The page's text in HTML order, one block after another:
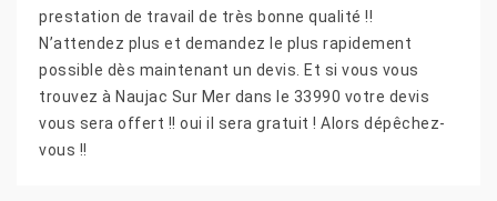
prestation de travail de très bonne qualité !!
N’attendez plus et demandez le plus rapidement
possible dès maintenant un devis. Et si vous vous
trouvez à Naujac Sur Mer dans le 33990 votre devis
vous sera offert !! oui il sera gratuit ! Alors dépêchez-
vous !!